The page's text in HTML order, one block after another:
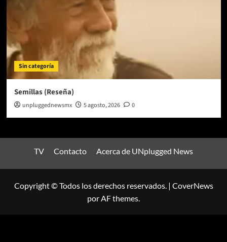
Sin categoría
Semillas (Reseña)
unpluggednewsmx 5 agosto, 2026 0
TV Contacto Acerca de UNplugged News
Copyright © Todos los derechos reservados. | CoverNews
por AF themes.